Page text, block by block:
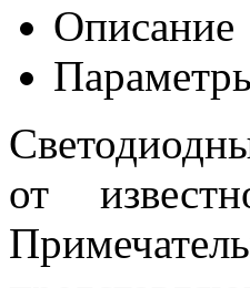
Описание
от